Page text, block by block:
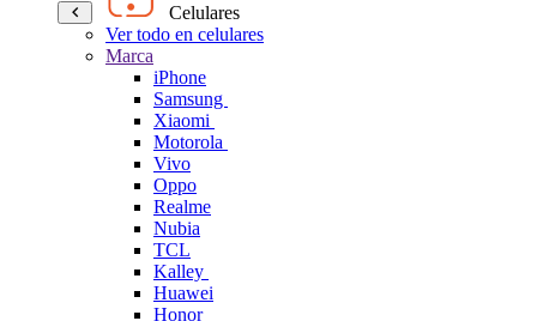
Celulares
Ver todo en celulares
Marca
iPhone
Samsung
Xiaomi
Motorola
Vivo
Oppo
Realme
Nubia
TCL
Kalley
Huawei
Honor